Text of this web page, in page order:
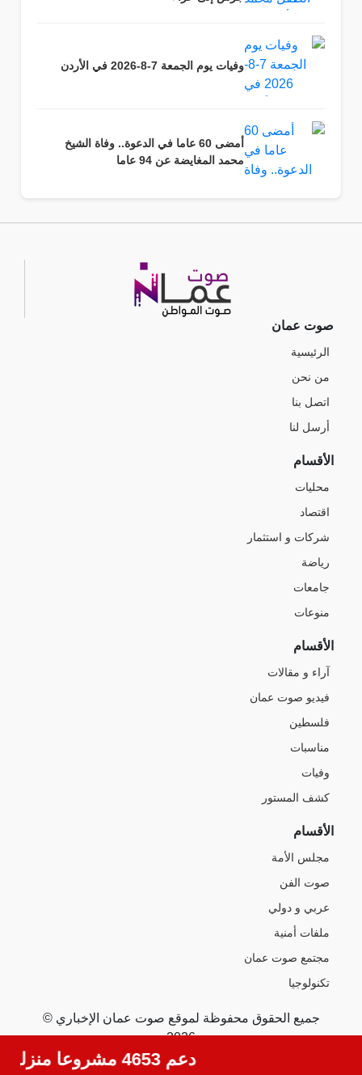
وفيات يوم الجمعة 7-8-2026 في الأردن
أمضى 60 عاما في الدعوة.. وفاة الشيخ
محمد المغايضة عن 94 عاما
صوت عمان
الرئيسية
من نحن
اتصل بنا
أرسل لنا
الأقسام
محليات
اقتصاد
شركات و استثمار
رياضة
جامعات
منوعات
الأقسام
آراء و مقالات
فيديو صوت عمان
فلسطين
مناسبات
وفيات
كشف المستور
الأقسام
مجلس الأمة
صوت الفن
عربي و دولي
ملفات أمنية
مجتمع صوت عمان
تكنولوجيا
جميع الحقوق محفوظة لموقع صوت عمان الإخباري ©
2026
دعم 4653 مشروعا منزليا مملوكا لنساء خلال النصف الأول من 2026